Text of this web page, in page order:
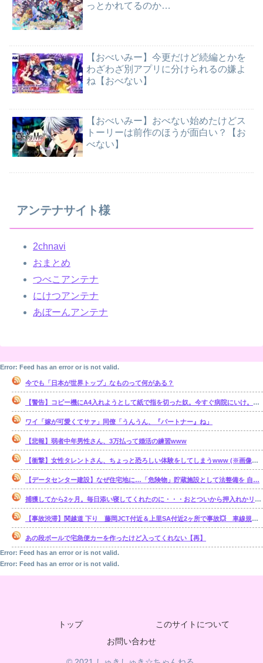
っとかれてるのか…
【おべいみー】今更だけど続編とかを
わざわざ別アプリに分けられるの嫌よ
ね【おべない】
【おべいみー】おべない始めたけどス
トーリーは前作のほうが面白い？【お
べない】
アンテナサイト様
2chnavi
おまとめ
つべこアンテナ
にけつアンテナ
あぼーんアンテナ
Error: Feed has an error or is not valid.
今でも「日本が世界トップ」なものって何がある？
【警告】コピー機にA4入れようとして紙で指を切った奴。今すぐ病院にいけ。腕一本切断になってもしらんぞ
ワイ「嫁が可愛くてサァ」同僚「うんうん、『パートナー』ね」
【悲報】弱者中年男性さん、3万払って婚活の練習www
【衝撃】女性タレントさん、ちょっと恐ろしい体験をしてしまうwww (※画像あり)
【データセンター建設】なぜ住宅地に…「危険物」貯蔵施設として法整備を 自…
捕獲してから2ヶ月。毎日添い寝してくれたのに・・・おとついから押入れかリビングで ひとり寝るようになってしまった・・・。【再】
【事故渋滞】関越道 下り 藤岡JCT付近＆上里SA付近2ヶ所で事故💥 車線規制 本庄児玉IC〜藤岡JCT 渋滞距離 5.0km 通過時間 20 分
あの段ボールで宅急便カーを作ったけど入ってくれない【再】
Error: Feed has an error or is not valid.
Error: Feed has an error or is not valid.
トップ
このサイトについて
お問い合わせ